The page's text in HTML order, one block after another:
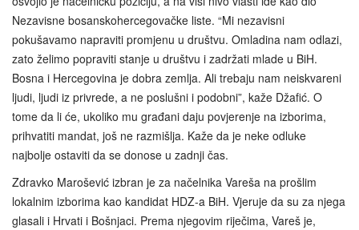
Nezavisne bosanskohercegovačke liste. “Mi nezavisni
pokušavamo napraviti promjenu u društvu. Omladina nam odlazi,
zato želimo popraviti stanje u društvu i zadržati mlade u BiH.
Bosna i Hercegovina je dobra zemlja. Ali trebaju nam neiskvareni
ljudi, ljudi iz privrede, a ne poslušni i podobni”, kaže Džafić. O
tome da li će, ukoliko mu građani daju povjerenje na izborima,
prihvatiti mandat, još ne razmišlja. Kaže da je neke odluke
najbolje ostaviti da se donose u zadnji čas.
Zdravko Marošević izbran je za načelnika Vareša na prošlim
lokalnim izborima kao kandidat HDZ-a BiH. Vjeruje da su za njega
glasali i Hrvati i Bošnjaci. Prema njegovim riječima, Vareš je,